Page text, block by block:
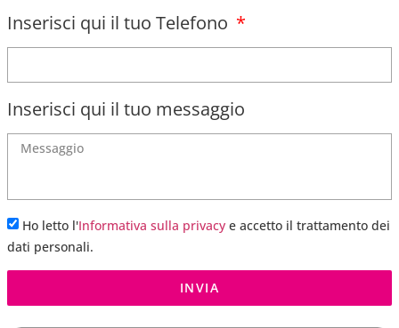
Inserisci qui il tuo Telefono
Inserisci qui il tuo messaggio
Ho letto l'Informativa sulla privacy e accetto il trattamento dei
dati personali.
INVIA